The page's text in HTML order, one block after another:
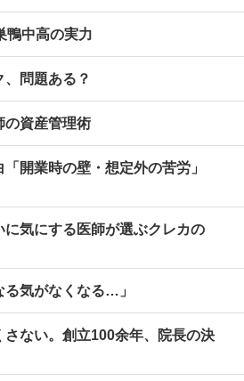
鴨中高の実力
問題ある？
の資産管理術
開業時の壁・想定外の苦労」
気にする医師が選ぶクレカの
る気がなくなる…」
さない。創立100余年、院長の決